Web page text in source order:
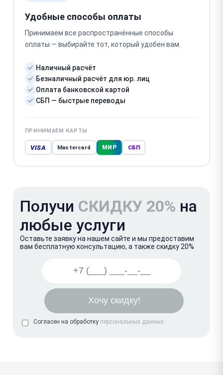
Удобные способы оплаты
Принимаем все распространённые способы
оплаты — выбирайте тот, который удобен вам.
Наличный расчёт
Безналичный расчёт для юр. лиц
Оплата банковской картой
СБП — быстрые переводы
ПРИНИМАЕМ КАРТЫ
VISA Mastercard МИР СБП
Получи СКИДКУ 20% на
любые услуги
Оставьте заявку на нашем сайте и мы предоставим
вам бесплатную консультацию, а также скидку 20%
Согласен на обработку персональных данных